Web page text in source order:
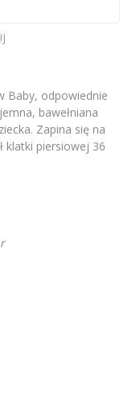
Baby, odpowiednie
bawełniana
Zapina się na
klatki piersiowej 36